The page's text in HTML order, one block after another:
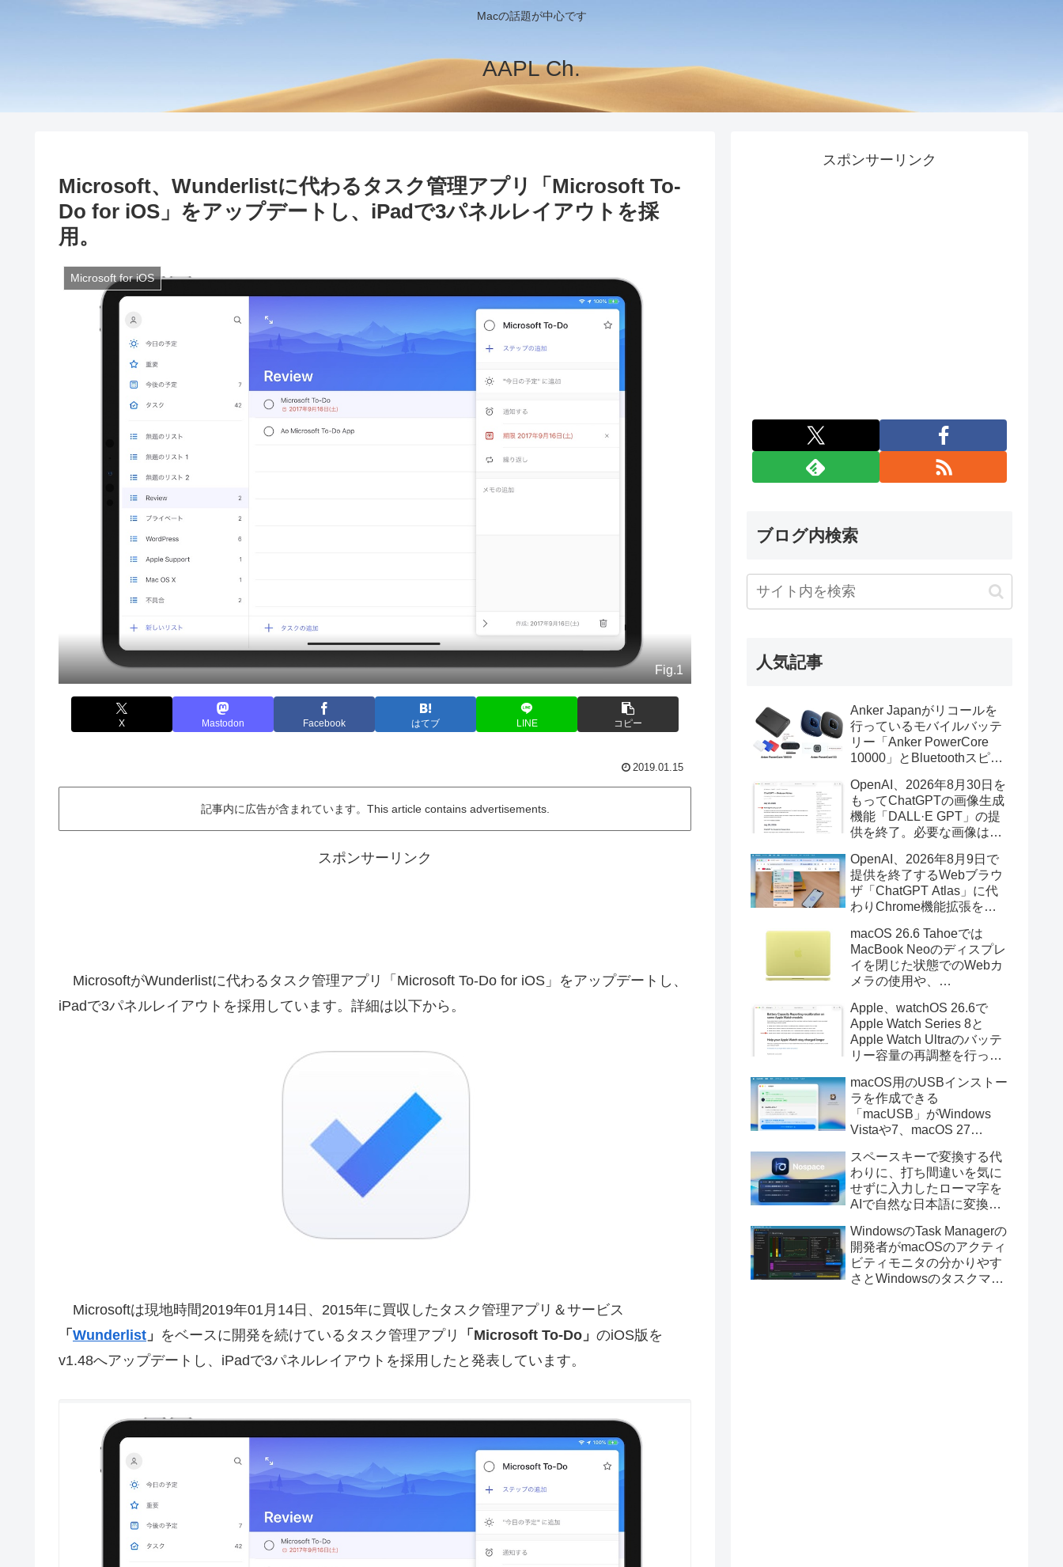
Macの話題が中心です
AAPL Ch.
Microsoft、Wunderlistに代わるタスク管理アプリ「Microsoft To-
Do for iOS」をアップデートし、iPadで3パネルレイアウトを採
用。
Microsoft for iOS
Fig.1
X Mastodon Facebook はてブ LINE コピー
2019.01.15
記事内に広告が含まれています。This article contains advertisements.
スポンサーリンク
MicrosoftがWunderlistに代わるタスク管理アプリ「Microsoft To-Do for iOS」をアップデートし、
iPadで3パネルレイアウトを採用しています。詳細は以下から。
Microsoftは現地時間2019年01月14日、2015年に買収したタスク管理アプリ＆サービス
「 Wunderlist 」 をベースに開発を続けているタスク管理アプリ 「Microsoft To-Do」 のiOS版を
v1.48へアップデートし、iPadで3パネルレイアウトを採用したと発表しています。
スポンサーリンク
ブログ内検索
人気記事
Anker Japanがリコールを
行っているモバイルバッテ
リー「Anker PowerCore
10000」とBluetoothスピー
辺を焼損する火災が6月に3
件発生していたそうなので
注意を。
OpenAI、2026年8月30日を
もってChatGPTの画像生成
機能「DALL·E GPT」の提
供を終了。必要な画像は期
OpenAI、2026年8月9日で
提供を終了するWebブラウ
ザ「ChatGPT Atlas」に代
わりChrome機能拡張をア
画の質問やAsk ChatGPT機
能を追加。
macOS 26.6 Tahoeでは
MacBook Neoのディスプレ
イを閉じた状態でのWebカ
メラの使用や、
利用しMacBook Neoを復元
する際の安定性が向上。
Apple、watchOS 26.6で
Apple Watch Series 8と
Apple Watch Ultraのバッテ
リー容量の再調整を行った
macOS用のUSBインストー
ラを作成できる
「macUSB」がWindows
Vistaや7、macOS 27
トーラの作成に対応。
スペースキーで変換する代
わりに、打ち間違いを気に
せずに入力したローマ字を
AIで自然な日本語に変換し
力アプリ「Nospace」がリ
リース。
WindowsのTask Managerの
開発者がmacOSのアクティ
ビティモニタの分かりやす
さとWindowsのタスクマネ